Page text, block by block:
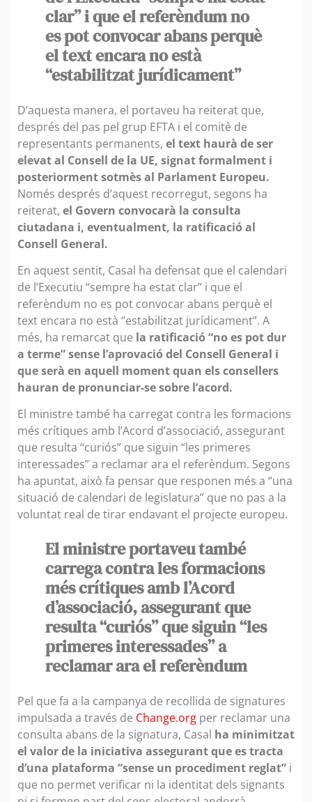
clar” i que el referèndum no
es pot convocar abans perquè
el text encara no està
“estabilitzat jurídicament”
D’aquesta manera, el portaveu ha reiterat que,
després del pas pel grup EFTA i el comitè de
representants permanents, el text haurà de ser
elevat al Consell de la UE, signat formalment i
posteriorment sotmès al Parlament Europeu.
Només després d’aquest recorregut, segons ha
reiterat, el Govern convocarà la consulta
ciutadana i, eventualment, la ratificació al
Consell General.
En aquest sentit, Casal ha defensat que el calendari
de l’Executiu “sempre ha estat clar” i que el
referèndum no es pot convocar abans perquè el
text encara no està “estabilitzat jurídicament”. A
més, ha remarcat que la ratificació “no es pot dur
a terme” sense l’aprovació del Consell General i
que serà en aquell moment quan els consellers
hauran de pronunciar-se sobre l’acord.
El ministre també ha carregat contra les formacions
més crítiques amb l’Acord d’associació, assegurant
que resulta “curiós” que siguin “les primeres
interessades” a reclamar ara el referèndum. Segons
ha apuntat, això fa pensar que responen més a “una
situació de calendari de legislatura” que no pas a la
voluntat real de tirar endavant el projecte europeu.
El ministre portaveu també
carrega contra les formacions
més crítiques amb l’Acord
d’associació, assegurant que
resulta “curiós” que siguin “les
primeres interessades” a
reclamar ara el referèndum
Pel que fa a la campanya de recollida de signatures
impulsada a través de Change.org per reclamar una
consulta abans de la signatura, Casal ha minimitzat
el valor de la iniciativa assegurant que es tracta
d’una plataforma “sense un procediment reglat” i
que no permet verificar ni la identitat dels signants